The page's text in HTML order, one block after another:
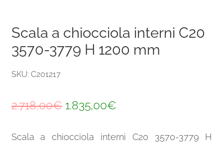
Scala a chiocciola interni C20
3570-3779 H 1200 mm
SKU: C201217
2.718,00€ Il
originale
1.835,00€Il
attuale
Scala a chiocciola interni C20 3570-3779 H